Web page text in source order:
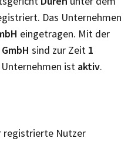
Das Unternehmen
eingetragen. Mit der
sind zur Zeit 1
ist aktiv.
registrierte Nutzer